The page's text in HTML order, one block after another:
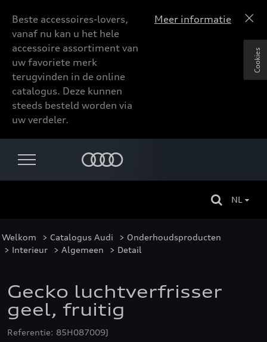
Beste accessoires-lovers,
vanaf nu kan u het hele
accessoire assortiment van
uw favoriete merk
terugvinden in de online
catalogus. Deze kunnen
steeds besteld worden via
uw verdeler.
Meer informatie
NL
Welkom > Catalogus Audi > Onderhoudsproducten
> Interieur > Algemeen > Detail
Gecko luchtverfrisser
geel, fruitig
Referentie: 85H087009J
Cookies